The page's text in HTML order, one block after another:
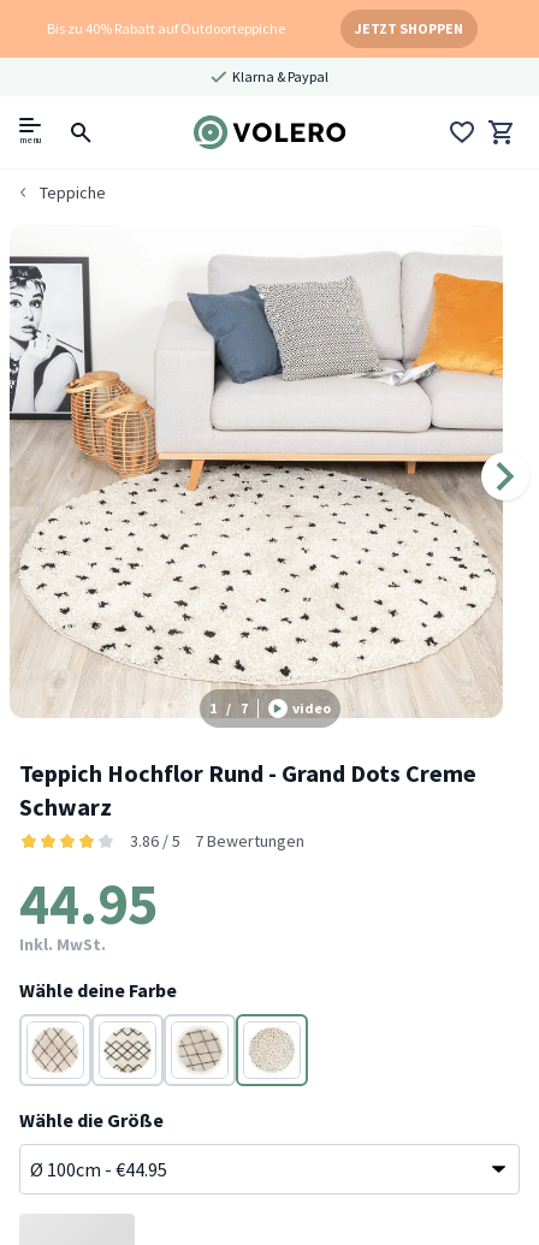
Bis zu 40% Rabatt auf Outdoorteppiche JETZT SHOPPEN
Klarna & Paypal
menu
Teppiche
1 / 7 video
Teppich Hochflor Rund - Grand Dots Creme
Schwarz
3.86 / 5 7 Bewertungen
44.95
Inkl. MwSt.
Wähle deine Farbe
Creme Creme Creme
Creme
Wähle die Größe